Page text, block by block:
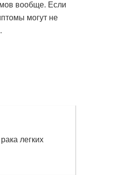
вообще. Если
могут не
легких